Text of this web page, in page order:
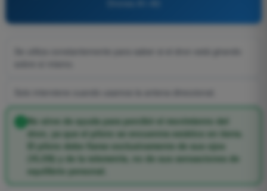
No sirve de ayuda para percibir el movimiento del
dron, ya que el piloto se encuentra estático en tierra.
El piloto debe fiarse exclusivamente de sus ojos
(VLOS) y de la telemetría, no de sus sensaciones de
equilibrio personal.